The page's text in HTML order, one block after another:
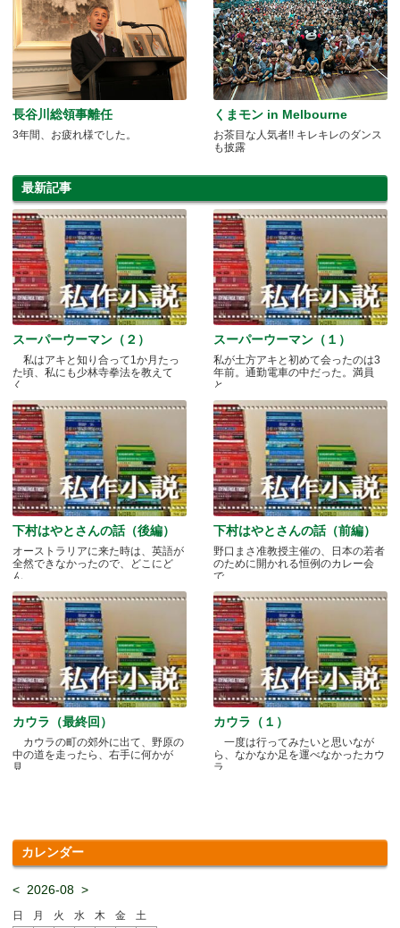
長谷川総領事離任
3年間、お疲れ様でした。
くまモン in Melbourne
お茶目な人気者!! キレキレのダンス
も披露
最新記事
スーパーウーマン（２）
私はアキと知り合って1か月たっ
た頃、私にも少林寺拳法を教えて
く.....
スーパーウーマン（１）
私が土方アキと初めて会ったのは3
年前。通勤電車の中だった。満員
と.....
下村はやとさんの話（後編）
オーストラリアに来た時は、英語が
全然できなかったので、どこにど
ん.....
下村はやとさんの話（前編）
野口まさ准教授主催の、日本の若者
のために開かれる恒例のカレー会
で.....
カウラ（最終回）
カウラの町の郊外に出て、野原の
中の道を走ったら、右手に何かが
見.....
カウラ（１）
一度は行ってみたいと思いなが
ら、なかなか足を運べなかったカウ
ラ.....
カレンダー
< 2026-08 >
日 月 火 水 木 金
土